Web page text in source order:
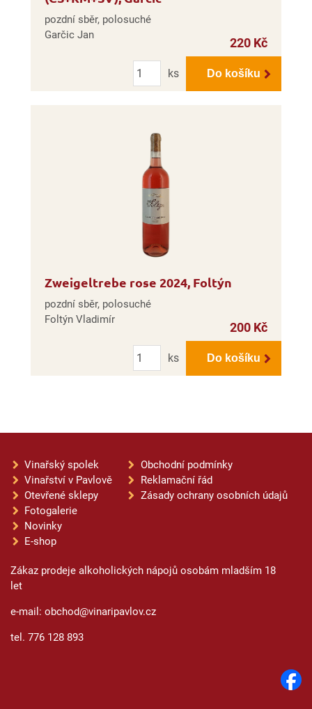
pozdní sběr, polosuché
Garčic Jan
220 Kč
Počet
ks
Do košíku
Zweigeltrebe rose 2024, Foltýn
pozdní sběr, polosuché
Foltýn Vladimír
200 Kč
Počet
ks
Do košíku
Vinařský spolek
Vinařství v Pavlově
Otevřené sklepy
Fotogalerie
Novinky
E-shop
Obchodní podmínky
Reklamační řád
Zásady ochrany osobních údajů
Zákaz prodeje alkoholických nápojů osobám mladším 18
let
e-mail: obchod@vinaripavlov.cz
tel. 776 128 893